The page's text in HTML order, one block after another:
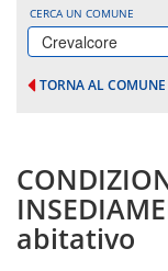
CERCA UN COMUNE
Crevalcore
TORNA AL COMUNE
abitativo